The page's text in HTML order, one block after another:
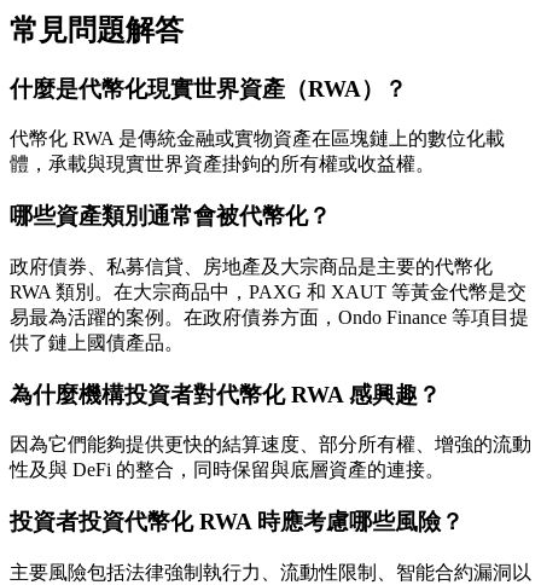
常見問題解答
什麼是代幣化現實世界資產（RWA）？
代幣化 RWA 是傳統金融或實物資產在區塊鏈上的數位化載
體，承載與現實世界資產掛鉤的所有權或收益權。
哪些資產類別通常會被代幣化？
政府債券、私募信貸、房地產及大宗商品是主要的代幣化
RWA 類別。在大宗商品中，PAXG 和 XAUT 等黃金代幣是交
易最為活躍的案例。在政府債券方面，Ondo Finance 等項目提
供了鏈上國債產品。
為什麼機構投資者對代幣化 RWA 感興趣？
因為它們能夠提供更快的結算速度、部分所有權、增強的流動
性及與 DeFi 的整合，同時保留與底層資產的連接。
投資者投資代幣化 RWA 時應考慮哪些風險？
主要風險包括法律強制執行力、流動性限制、智能合約漏洞以